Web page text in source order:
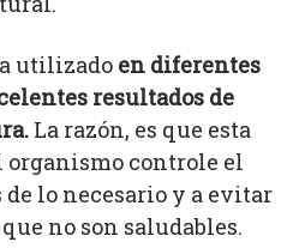
utilizado en diferentes
resultados de
La razón, es que esta
organismo controle el
de lo necesario y a evitar
no son saludables.